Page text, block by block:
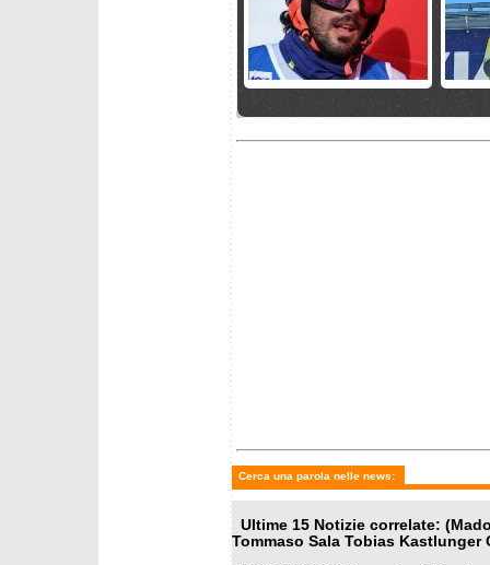
- slalom maschile
vince
Cerca una parola nelle news:
Ultime 15 Notizie correlate:
Tommaso Sala Tobias Kastlunger